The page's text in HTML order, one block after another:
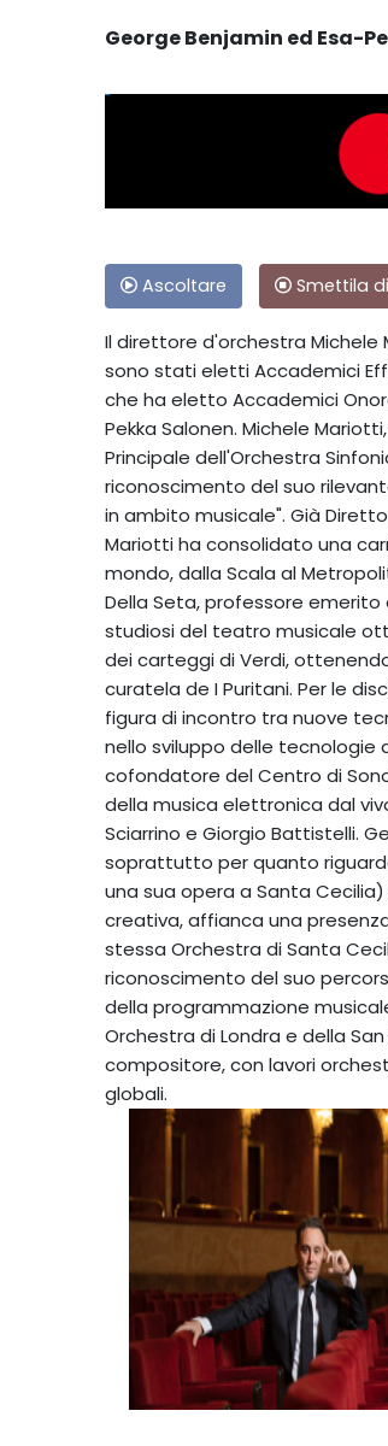
George Benjamin ed Esa-
Ascoltare Smettila
Il direttore d'orchestra Michele
sono stati eletti Accademici
che ha eletto Accademici
Pekka Salonen. Michele
Principale dell'Orchestra
riconoscimento del suo
in ambito musicale". Già
Mariotti ha consolidato una
mondo, dalla Scala al
Della Seta, professore emerito
studiosi del teatro musicale
dei carteggi di Verdi,
curatela de I Puritani. Per le
figura di incontro tra nuove
nello sviluppo delle tecnologie
cofondatore del Centro di
della musica elettronica dal
Sciarrino e Giorgio Battistelli.
soprattutto per quanto
una sua opera a Santa
creativa, affianca una
stessa Orchestra di Santa
riconoscimento del suo
della programmazione
Orchestra di Londra e della
compositore, con lavori
globali.